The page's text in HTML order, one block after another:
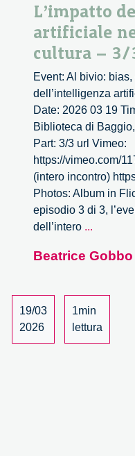
L’impatto
artificiale
cultura – 3/
Event: Al bivio:
dell’intelligenza
Date: 2026 03 19
Biblioteca di
Part: 3/3 url Vimeo:
https://vimeo.com/
(intero incontro)
Photos: Album in
episodio 3 di 3,
dell’intero ...
artificiale
mondo
della
cultura
–
Beatrice Gobbo
19/03
2026
1min
lettura